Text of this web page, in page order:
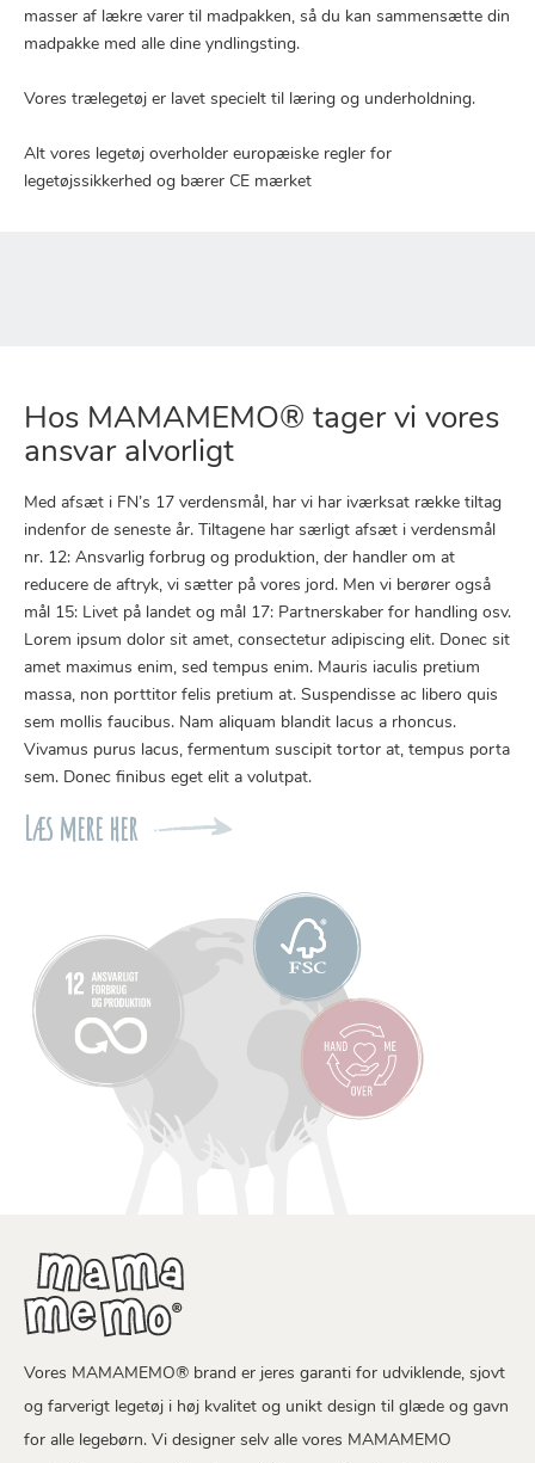
masser af lækre varer til madpakken, så du kan sammensætte din
madpakke med alle dine yndlingsting.
Vores trælegetøj er lavet specielt til læring og underholdning.
Alt vores legetøj overholder europæiske regler for
legetøjssikkerhed og bærer CE mærket
Hos MAMAMEMO® tager vi vores
ansvar alvorligt
Med afsæt i FN’s 17 verdensmål, har vi har iværksat række tiltag
indenfor de seneste år. Tiltagene har særligt afsæt i verdensmål
nr. 12: Ansvarlig forbrug og produktion, der handler om at
reducere de aftryk, vi sætter på vores jord. Men vi berører også
mål 15: Livet på landet og mål 17: Partnerskaber for handling osv.
Lorem ipsum dolor sit amet, consectetur adipiscing elit. Donec sit
amet maximus enim, sed tempus enim. Mauris iaculis pretium
massa, non porttitor felis pretium at. Suspendisse ac libero quis
sem mollis faucibus. Nam aliquam blandit lacus a rhoncus.
Vivamus purus lacus, fermentum suscipit tortor at, tempus porta
sem. Donec finibus eget elit a volutpat.
Læs mere her
Vores MAMAMEMO® brand er jeres garanti for udviklende, sjovt
og farverigt legetøj i høj kvalitet og unikt design til glæde og gavn
for alle legebørn. Vi designer selv alle vores MAMAMEMO